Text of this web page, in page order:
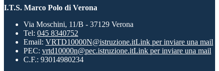
I.T.S. Marco Polo di Verona
Via Moschini, 11/B - 37129 Verona
Tel: 045 8340752
Email: VRTD10000N@istruzione.itLink per inviare una mail
PEC: vrtd10000n@pec.istruzione.itLink per inviare una mail
C.F.: 93014980234